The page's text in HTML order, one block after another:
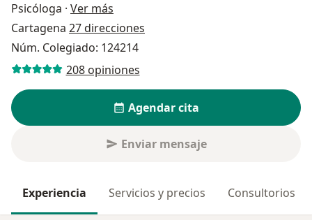
Psicóloga · Ver más
Cartagena 27 direcciones
Núm. Colegiado: 124214
208 opiniones
Agendar cita
Enviar mensaje
Experiencia Servicios y precios Consultorios